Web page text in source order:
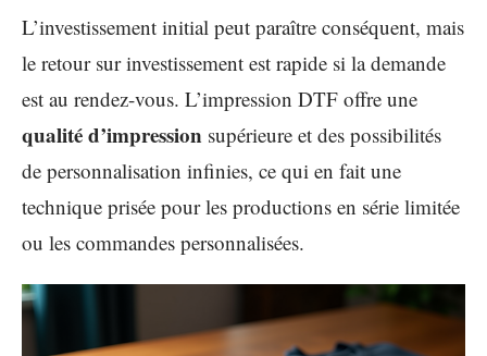
L’investissement initial peut paraître conséquent, mais
le retour sur investissement est rapide si la demande
est au rendez-vous. L’impression DTF offre une
qualité d’impression supérieure et des possibilités
de personnalisation infinies, ce qui en fait une
technique prisée pour les productions en série limitée
ou les commandes personnalisées.